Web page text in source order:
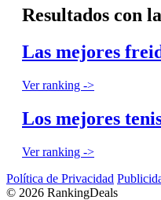
Resultados con
Las mejores
Ver ranking ->
Los mejores
Ver ranking ->
Política de Privacidad
© 2026 RankingDeals